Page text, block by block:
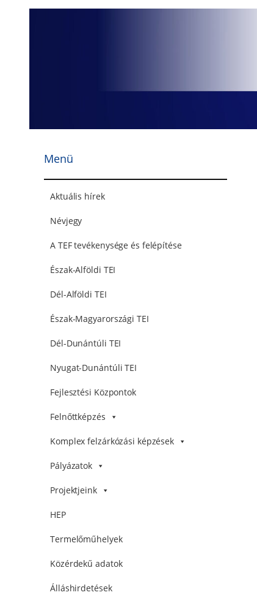
Menü
Aktuális hírek
Névjegy
A TEF tevékenysége és felépítése
Észak-Alföldi TEI
Dél-Alföldi TEI
Észak-Magyarországi TEI
Dél-Dunántúli TEI
Nyugat-Dunántúli TEI
Fejlesztési Központok
Felnőttképzés
Komplex felzárkózási képzések
Pályázatok
Projektjeink
HEP
Termelőműhelyek
Közérdekű adatok
Álláshirdetések